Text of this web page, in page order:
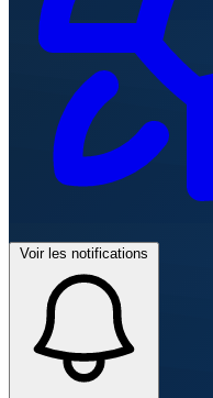
Voir les notifications